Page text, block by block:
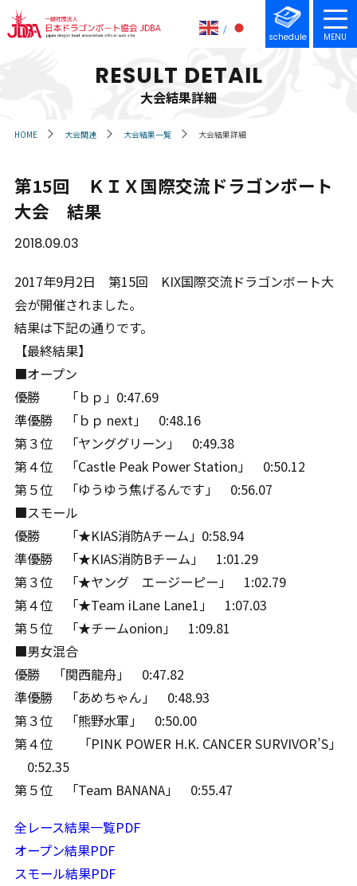
schedule MENU
RESULT DETAIL
大会結果詳細
HOME 大会関連 大会結果一覧 大会結果詳細
第15回 ＫＩＸ国際交流ドラゴンボート
大会 結果
2018.09.03
2017年9月2日 第15回 KIX国際交流ドラゴンボート大
会が開催されました。
結果は下記の通りです。
【最終結果】
■オープン
優勝 「ｂｐ」0:47.69
準優勝 「ｂｐ next」 0:48.16
第３位 「ヤンググリーン」 0:49.38
第４位 「Castle Peak Power Station」 0:50.12
第５位 「ゆうゆう焦げるんです」 0:56.07
■スモール
優勝 「★KIAS消防Aチーム」0:58.94
準優勝 「★KIAS消防Bチーム」 1:01.29
第３位 「★ヤング エージーピー」 1:02.79
第４位 「★Team iLane Lane1」 1:07.03
第５位 「★チームonion」 1:09.81
■男女混合
優勝 「関西龍舟」 0:47.82
準優勝 「あめちゃん」 0:48.93
第３位 「熊野水軍」 0:50.00
第４位 「PINK POWER H.K. CANCER SURVIVOR’S」
0:52.35
第５位 「Team BANANA」 0:55.47
全レース結果一覧PDF
オープン結果PDF
スモール結果PDF